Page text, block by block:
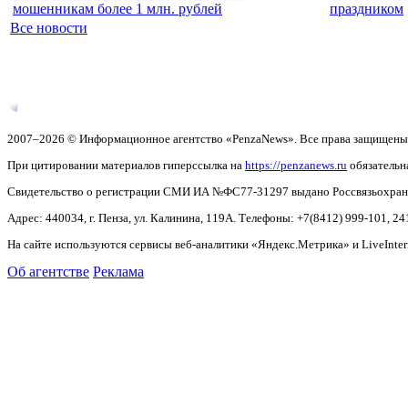
мошенникам более 1 млн. рублей
праздником
Все новости
2007–2026 © Информационное агентство «PenzaNews». Все права
При цитировании материалов гиперссылка на https://penzanews.ru
Свидетельство о регистрации СМИ ИА №ФС77-31297 выдано
Адрес: 440034, г. Пенза, ул. Калинина, 119А. Телефоны: +7(8412) 999-101,
На сайте используются сервисы веб-аналитики «Яндекс.Метрика» и
Об агентстве Реклама